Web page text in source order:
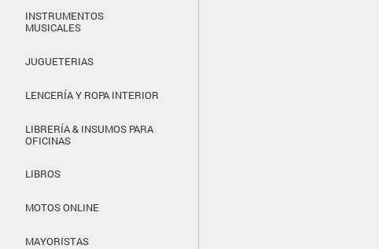
INSTRUMENTOS
MUSICALES
JUGUETERIAS
LENCERÍA Y ROPA INTERIOR
LIBRERÍA & INSUMOS PARA
OFICINAS
LIBROS
MOTOS ONLINE
MAYORISTAS